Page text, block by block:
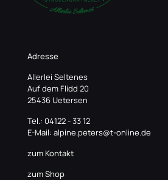
Adresse
Allerlei Seltenes
Auf dem Flidd 20
25436 Uetersen
Tel.: 04122 - 33 12
E-Mail: alpine.peters@t-online.de
zum Kontakt
zum Shop